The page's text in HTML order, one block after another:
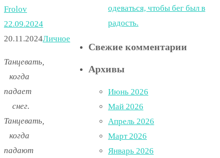
Frolov
22.09.2024
20.11.2024Личное
Танцевать,
когда
падает
снег.
Танцевать,
когда
падают
одеваться, чтобы бег был в
радость.
Свежие комментарии
Архивы
Июнь 2026
Май 2026
Апрель 2026
Март 2026
Январь 2026